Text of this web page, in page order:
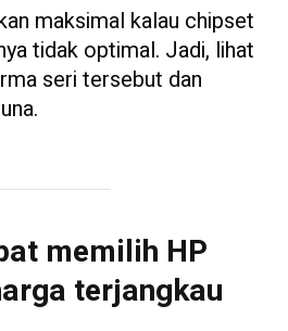
maksimal kalau chipset
tidak optimal. Jadi, lihat
seri tersebut dan
memilih HP
terjangkau